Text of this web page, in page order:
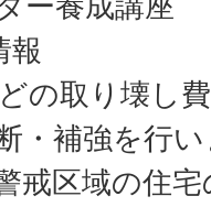
報
の取り壊し
・補強を行
戒区域の住